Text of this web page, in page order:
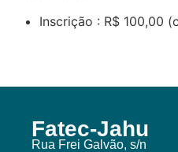
Inscrição : R$ 100,00
Fatec-Jahu
Rua Frei Galvão, s/n